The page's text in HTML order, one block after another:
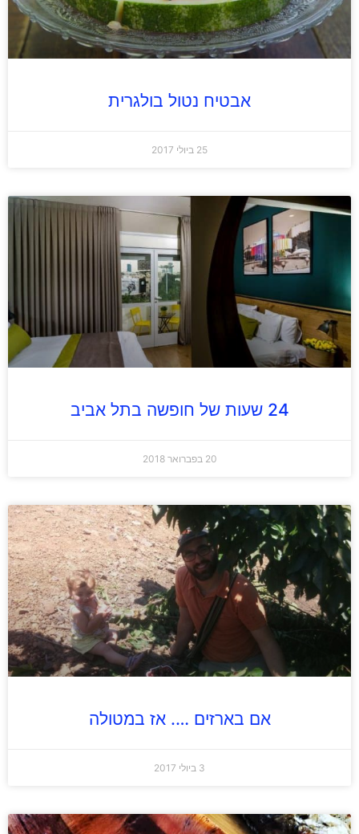
אבטיח נטול בולגרית
25 ביולי 2017
24 שעות של חופשה בתל אביב
20 בפברואר 2018
אם בארזים …. אז במטולה
3 ביולי 2017